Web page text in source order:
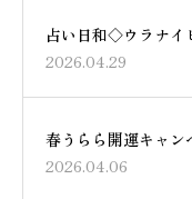
占い日和◇ウラナイ
2026.04.29
春うらら開運キャン
2026.04.06